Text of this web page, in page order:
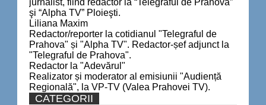
şi “Alpha TV” Ploieşti.
Liliana Maxim
Redactor/reporter la cotidianul "Telegraful de
Prahova" și "Alpha TV". Redactor-șef adjunct la
"Telegraful de Prahova".
Redactor la "Adevărul"
Realizator și moderator al emisiunii "Audiență
Regională", la VP-TV (Valea Prahovei TV).
CATEGORII